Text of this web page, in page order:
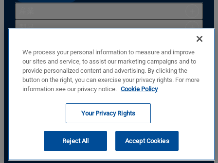
製品
サポート
会社
Basler Electric Company
12570 St. Rt. 143
Highland, IL, USA, 62249
私たちに従ってください
© Copyright © Basler Electric Company 2026
We process your personal information to measure and improve
our sites and service, to assist our marketing campaigns and to
provide personalized content and advertising. By clicking the
button on the right, you can exercise your privacy rights. For more
information see our privacy notice. Cookie Policy
Your Privacy Rights
Reject All Accept Cookies